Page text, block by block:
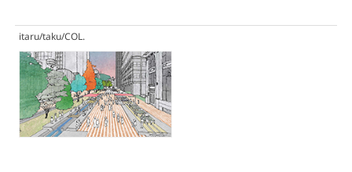
itaru/taku/COL.